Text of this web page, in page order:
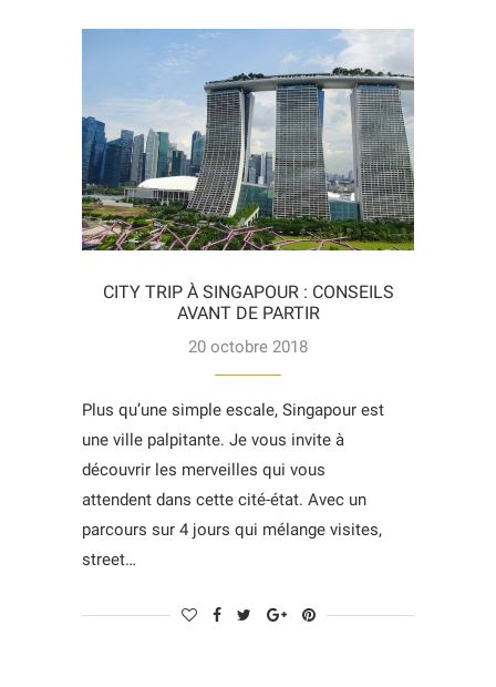
CITY TRIP À SINGAPOUR : CONSEILS
AVANT DE PARTIR
20 octobre 2018
Plus qu’une simple escale, Singapour est
une ville palpitante. Je vous invite à
découvrir les merveilles qui vous
attendent dans cette cité-état. Avec un
parcours sur 4 jours qui mélange visites,
street…